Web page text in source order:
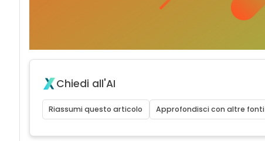
Chiedi all'AI
Riassumi questo articolo Approfondisci con altre fonti